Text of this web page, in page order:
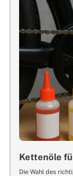
Kettenöle
Die Wahl des